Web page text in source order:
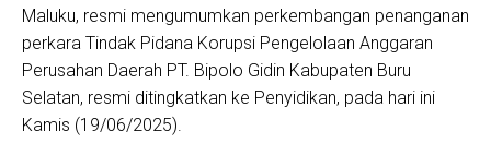
Maluku, resmi mengumumkan perkembangan penanganan
perkara Tindak Pidana Korupsi Pengelolaan Anggaran
Perusahan Daerah PT. Bipolo Gidin Kabupaten Buru
Selatan, resmi ditingkatkan ke Penyidikan, pada hari ini
Kamis (19/06/2025).